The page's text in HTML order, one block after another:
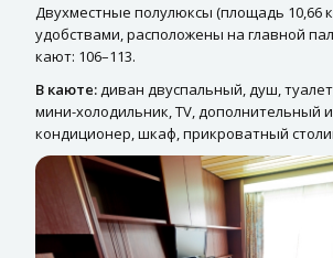
Двухместные полулюксы (площадь 10,66
удобствами, расположены на главной
кают: 106–113.
В каюте:диван двуспальный, душ,
мини-холодильник, ТV, дополнительный
кондиционер, шкаф, прикроватный